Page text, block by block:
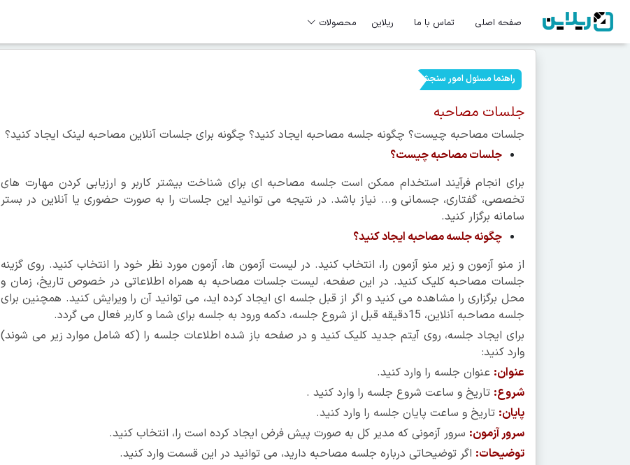
صفحه اصلی تماس با ما ریلاین محصولات
راهنما مسئول امور سنجش
جلسات مصاحبه
جلسات مصاحبه چیست؟ چگونه جلسه مصاحبه ایجاد کنید؟ چگونه برای جلسات آنلاین مصاحبه لینک ایجاد کنید؟
جلسات مصاحبه چیست؟
برای انجام فرآیند استخدام ممکن است جلسه مصاحبه ای برای شناخت بیشتر کاربر و ارزیابی کردن مهارت های
تخصصی، گفتاری، جسمانی و... نیاز باشد. در نتیجه می توانید این جلسات را به صورت حضوری یا آنلاین در بستر
سامانه برگزار کنید.
چگونه جلسه مصاحبه ایجاد کنید؟
از منو آزمون و زیر منو آزمون را، انتخاب کنید. در لیست آزمون ها، آزمون مورد نظر خود را انتخاب کنید. روی گزینه
جلسات مصاحبه کلیک کنید. در این صفحه، لیست جلسات مصاحبه به همراه اطلاعاتی در خصوص تاریخ، زمان و
محل برگزاری را مشاهده می کنید و اگر از قبل جلسه ای ایجاد کرده اید، می توانید آن را ویرایش کنید. همچنین برای
جلسه مصاحبه آنلاین، 15دقیقه قبل از شروع جلسه، دکمه ورود به جلسه برای شما و کاربر فعال می گردد.
برای ایجاد جلسه، روی آیتم جدید کلیک کنید و در صفحه باز شده اطلاعات جلسه را (که شامل موارد زیر می شوند)
وارد کنید:
عنوان: عنوان جلسه را وارد کنید.
شروع: تاریخ و ساعت شروع جلسه را وارد کنید .
پایان: تاریخ و ساعت پایان جلسه را وارد کنید.
سرور آزمون: سرور آزمونی که مدیر کل به صورت پیش فرض ایجاد کرده است را، انتخاب کنید.
توضیحات: اگر توضیحاتی درباره جلسه مصاحبه دارید، می توانید در این قسمت وارد کنید.